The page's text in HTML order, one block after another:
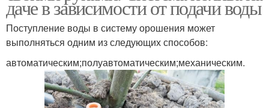
даче в зависимости от подачи воды
Поступление воды в систему орошения может
выполняться одним из следующих способов:
автоматическим;полуавтоматическим;механическим.